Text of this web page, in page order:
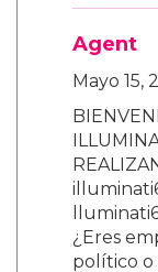
Agent
Mayo 15,
¿Eres
político o